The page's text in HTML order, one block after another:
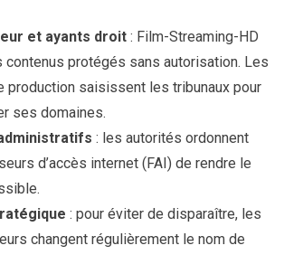
et ayants droit : Film-Streaming-HD
protégés sans autorisation. Les
production saisissent les tribunaux pour
ses domaines.
: les autorités ordonnent
d’accès internet (FAI) de rendre le
: pour éviter de disparaître, les
changent régulièrement le nom de